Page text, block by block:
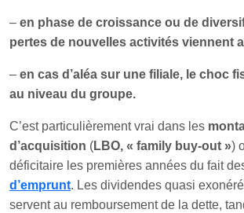
– en phase de croissance ou de
pertes de nouvelles activités viennent
– en cas d’aléa sur une filiale, le choc
au niveau du groupe.
C’est particulièrement vrai dans les
d’acquisition (LBO, « family buy-out »)
déficitaire les premières années du fait
d’emprunt. Les dividendes quasi
servent au remboursement de la dette,